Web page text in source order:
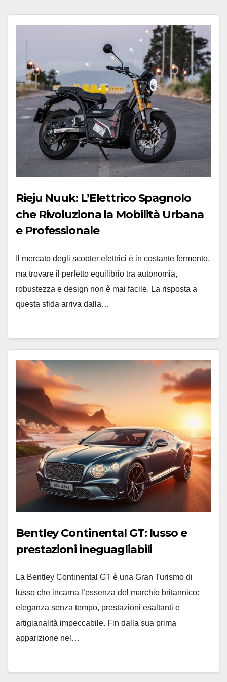
Rieju Nuuk: L’Elettrico Spagnolo
che Rivoluziona la Mobilità Urbana
e Professionale
Il mercato degli scooter elettrici è in costante fermento,
ma trovare il perfetto equilibrio tra autonomia,
robustezza e design non è mai facile. La risposta a
questa sfida arriva dalla…
Bentley Continental GT: lusso e
prestazioni ineguagliabili
La Bentley Continental GT è una Gran Turismo di
lusso che incarna l’essenza del marchio britannico:
eleganza senza tempo, prestazioni esaltanti e
artigianalità impeccabile. Fin dalla sua prima
apparizione nel…